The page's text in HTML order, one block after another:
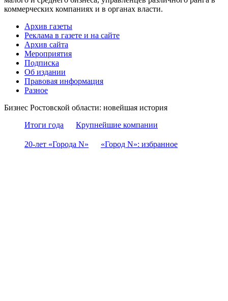
коммерческих компаниях и в органах власти.
Архив газеты
Реклама в газете и на сайте
Архив сайта
Мероприятия
Подписка
Об издании
Правовая информация
Разное
Бизнес Ростовской области: новейшая история
Итоги года
Крупнейшие компании
20-лет «Города N» «Город N»: избранное